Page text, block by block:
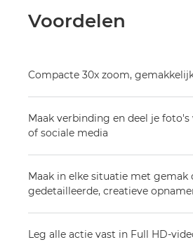
Voordelen
Compacte 30x zoom,
Maak verbinding en deel je
of sociale media
Maak in elke situatie met gemak
gedetailleerde, creatieve
Leg alle actie vast in Full HD-